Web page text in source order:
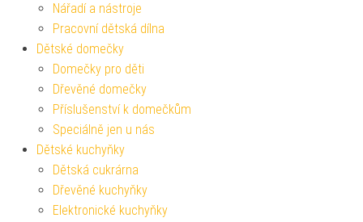
Nářadí a nástroje
Pracovní dětská dílna
Dětské domečky
Domečky pro děti
Dřevěné domečky
Příslušenství k domečkům
Speciálně jen u nás
Dětské kuchyňky
Dětská cukrárna
Dřevěné kuchyňky
Elektronické kuchyňky